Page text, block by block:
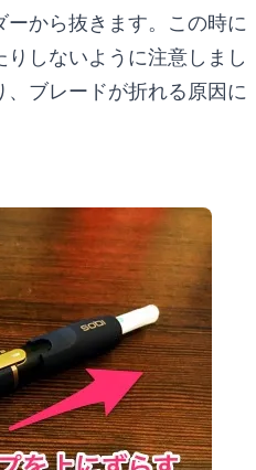
ーから抜きます。この時に
しないように注意しまし
、ブレードが折れる原因に